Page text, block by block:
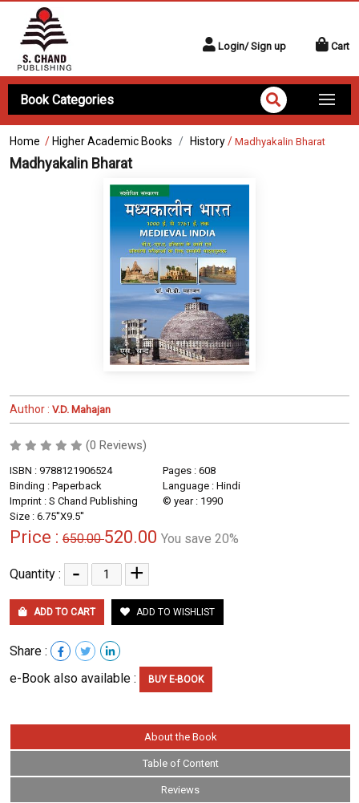
Login/ Sign up Cart
Book Categories
Home / Higher Academic Books History/ Madhyakalin Bharat
Madhyakalin Bharat
Author : V.D. Mahajan
(0 Reviews)
ISBN : 9788121906524
Pages : 608
Binding : Paperback
Language : Hindi
Imprint : S Chand Publishing
© year : 1990
Size : 6.75''X9.5''
Price : 650.00520.00 You save 20%
Quantity : - +
ADD TO CART ADD TO WISHLIST
Share :
e-Book also available :
BUY E-BOOK
About the Book
Table of Content
Reviews